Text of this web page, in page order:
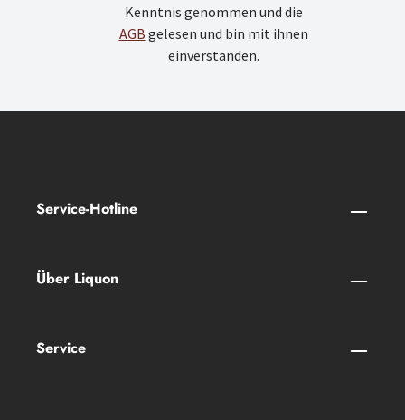
Kenntnis genommen und die
AGB gelesen und bin mit ihnen
einverstanden.
Service-Hotline
Über Liquon
Service